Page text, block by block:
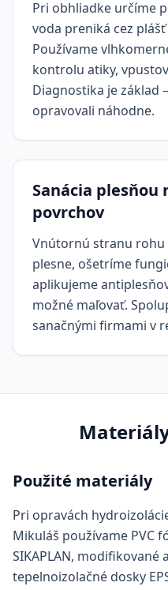
Pri obhliadke určíme
voda preniká cez
Používame
kontrolu atiky,
Diagnostika je základ
opravovali náhodne.
Sanácia plesňou
povrchov
Vnútornú stranu rohu
plesne, ošetríme
aplikujeme
možné maľovať.
sanačnými firmami v
Použité materiály
Pri opravách
Mikuláš používame PVC
SIKAPLAN, modifikované
tepelnoizolačné dosky